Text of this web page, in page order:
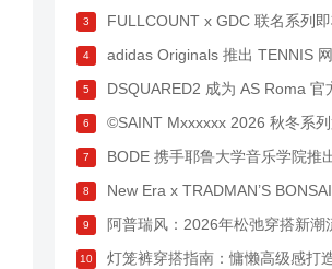
3 FULLCOUNT x GDC 联名系列
4 adidas Originals 推出 TENNIS 网球
5 DSQUARED2 成为 AS Roma 官
6 ©SAINT Mxxxxxx 2026 秋冬系列第
7 BODE 携手耶鲁大学音乐学院推
8 New Era x TRADMAN’S BONSAI 首
9 阿普瑞风：2026年松弛穿搭新潮流，雪山美学与
10 灯笼裤穿搭指南：慵懒高级感打